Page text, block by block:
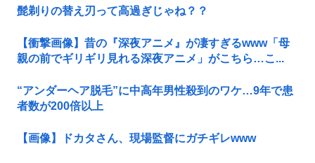
髭剃りの替え刃って高過ぎじゃね？？
【衝撃画像】昔の『深夜アニメ』が凄すぎるwww「母
親の前でギリギリ見れる深夜アニメ」がこちら…こ...
“アンダーヘア脱毛”に中高年男性殺到のワケ…9年で患
者数が200倍以上
【画像】ドカタさん、現場監督にガチギレwww